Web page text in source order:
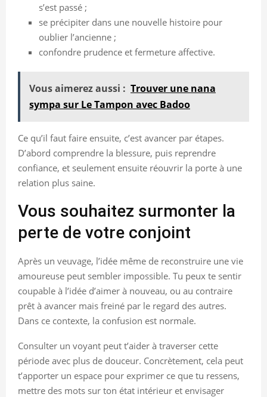
s’est passé ;
se précipiter dans une nouvelle histoire pour
oublier l’ancienne ;
confondre prudence et fermeture affective.
Vous aimerez aussi : Trouver une nana
sympa sur Le Tampon avec Badoo
Ce qu’il faut faire ensuite, c’est avancer par étapes.
D’abord comprendre la blessure, puis reprendre
confiance, et seulement ensuite réouvrir la porte à une
relation plus saine.
Vous souhaitez surmonter la
perte de votre conjoint
Après un veuvage, l’idée même de reconstruire une vie
amoureuse peut sembler impossible. Tu peux te sentir
coupable à l’idée d’aimer à nouveau, ou au contraire
prêt à avancer mais freiné par le regard des autres.
Dans ce contexte, la confusion est normale.
Consulter un voyant peut t’aider à traverser cette
période avec plus de douceur. Concrètement, cela peut
t’apporter un espace pour exprimer ce que tu ressens,
mettre des mots sur ton état intérieur et envisager